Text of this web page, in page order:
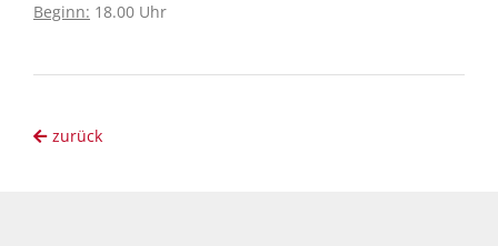
Beginn: 18.00 Uhr
zurück